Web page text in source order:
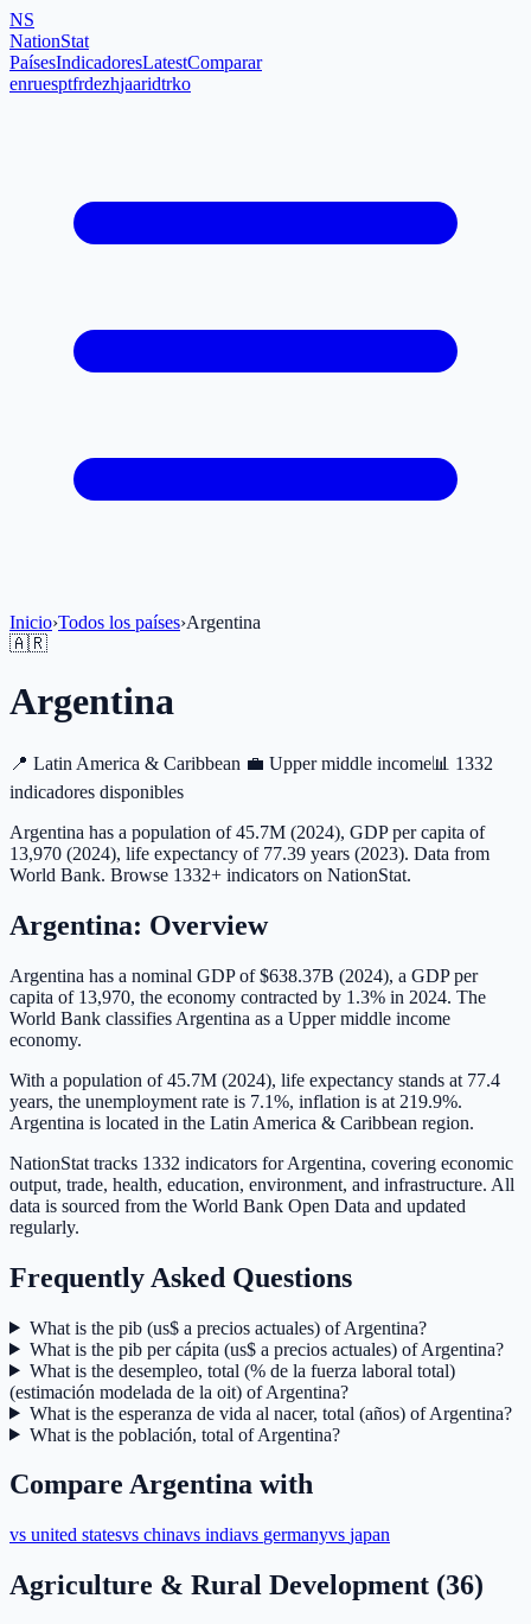
NS
NationStat
PaísesIndicadoresLatestComparar
enruesptfrdezhjaaridtrko
Inicio›Todos los países›Argentina
🇦🇷
Argentina
📍 Latin America & Caribbean 💼 Upper middle income 📊 1332
indicadores disponibles
Argentina has a population of 45.7M (2024), GDP per capita of
13,970 (2024), life expectancy of 77.39 years (2023). Data from
World Bank. Browse 1332+ indicators on NationStat.
Argentina: Overview
Argentina has a nominal GDP of $638.37B (2024), a GDP per
capita of 13,970, the economy contracted by 1.3% in 2024. The
World Bank classifies Argentina as a Upper middle income
economy.
With a population of 45.7M (2024), life expectancy stands at 77.4
years, the unemployment rate is 7.1%, inflation is at 219.9%.
Argentina is located in the Latin America & Caribbean region.
NationStat tracks 1332 indicators for Argentina, covering economic
output, trade, health, education, environment, and infrastructure. All
data is sourced from the World Bank Open Data and updated
regularly.
Frequently Asked Questions
What is the pib (us$ a precios actuales) of Argentina?
What is the pib per cápita (us$ a precios actuales) of Argentina?
What is the desempleo, total (% de la fuerza laboral total)
(estimación modelada de la oit) of Argentina?
What is the esperanza de vida al nacer, total (años) of Argentina?
What is the población, total of Argentina?
Compare Argentina with
vs united statesvs chinavs indiavs germanyvs japan
Agriculture & Rural Development (36)